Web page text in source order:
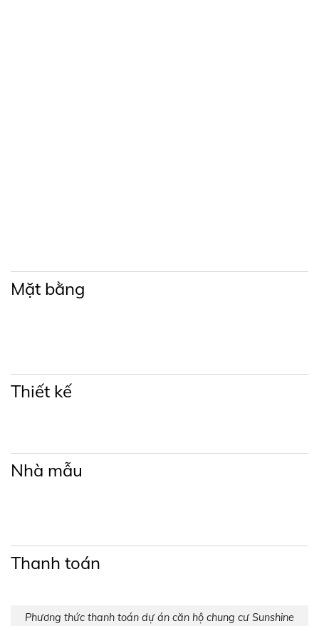
Mặt bằng
Thiết kế
Nhà mẫu
Thanh toán
Phương thức thanh toán dự án căn hộ chung cư Sunshine